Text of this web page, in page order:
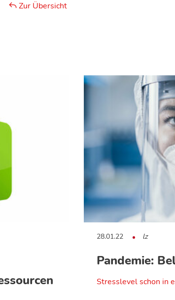
Zur Übersicht
28.01.22 lz
Pandemie:
Stresslevel schon in